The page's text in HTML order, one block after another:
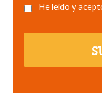
He leído y